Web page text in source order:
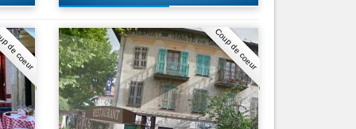
coeur Coup de coeur